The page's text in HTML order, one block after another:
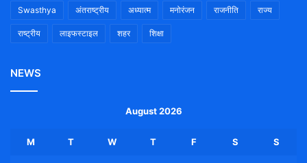
Swasthya अंतराष्ट्रीय अध्यात्म मनोरंजन राजनीति राज्य
राष्ट्रीय लाइफस्टाइल शहर शिक्षा
NEWS
August 2026
M T W T F S S